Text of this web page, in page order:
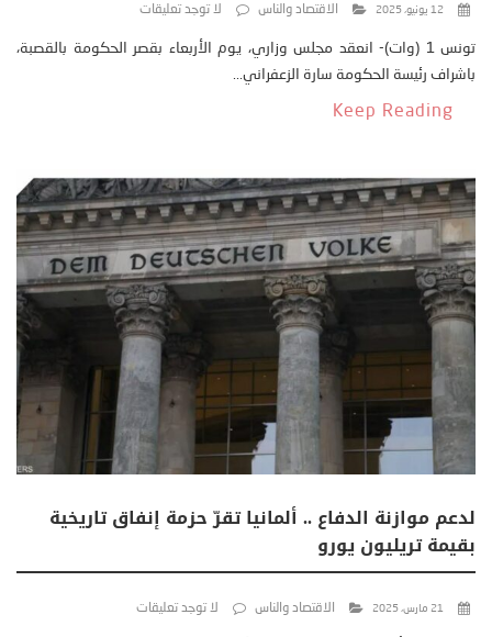
12 يونيو، 2025 الاقتصاد والناس لا توجد تعليقات
تونس 1 (وات)- انعقد مجلس وزاري، يوم الأربعاء بقصر الحكومة بالقصبة،
باشراف رئيسة الحكومة سارة الزعفراني...
Keep Reading
لدعم موازنة الدفاع .. ألمانيا تقرّ حزمة إنفاق تاريخية
بقيمة تريليون يورو
21 مارس، 2025 الاقتصاد والناس لا توجد تعليقات